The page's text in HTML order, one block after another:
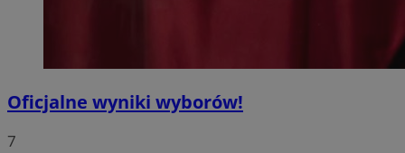
Oficjalne wyniki wyborów!
7